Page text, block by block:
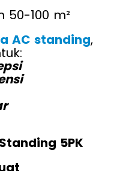
AC standing